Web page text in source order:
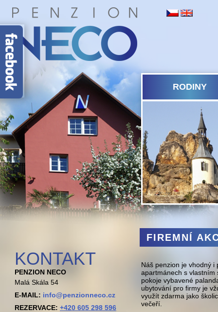
RODINY
KONTAKT
PENZION NECO
Malá Skála 54
E-MAIL: info@penzionneco.cz
REZERVACE: +420 605 298 596
FIREMNÍ
Náš penzion je vhodný
apartmánech s vlastním
pokoje vybavené
ubytování pro firmy je
využít zdarma jako
večeří.